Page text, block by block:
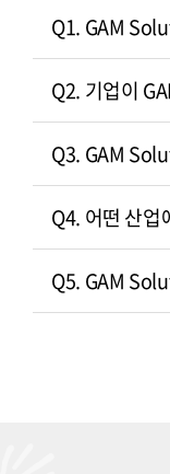
Q1. GAM
Q2. 기업이
Q3. GAM
Q4. 어떤 산
Q5. GAM